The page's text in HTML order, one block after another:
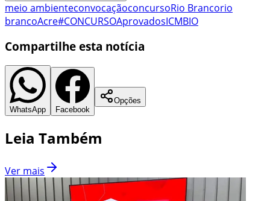
meio ambienteconvocaçãoconcursoRio Brancorio
brancoAcre#CONCURSOAprovadosICMBIO
Compartilhe esta notícia
WhatsApp Facebook
Opções
Leia Também
Ver mais